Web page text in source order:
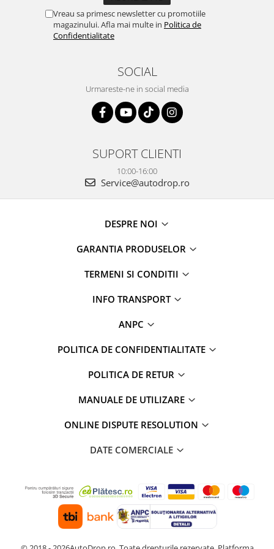
Vreau sa primesc newsletter cu promotiile
magazinului. Afla mai multe in Politica de
Confidentialitate
SOCIAL
Urmareste-ne in social media
SUPORT CLIENTI
10:00-16:00
Service@autodrop.ro
DESPRE NOI
GARANTIA PRODUSELOR
TERMENI SI CONDITII
INFO TRANSPORT
ANPC
POLITICA DE CONFIDENTIALITATE
POLITICA DE RETUR
MANUALE DE UTILIZARE
ONLINE DISPUTE RESOLUTION
DATE COMERCIALE